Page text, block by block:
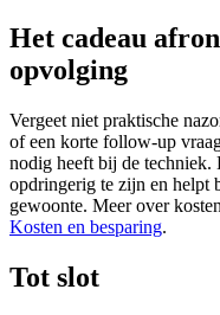
Het cadeau
opvolging
Vergeet niet praktische
of een korte follow-up
nodig heeft bij de
opdringerig te zijn en helpt
gewoonte. Meer over
Kosten en besparing.
Tot slot